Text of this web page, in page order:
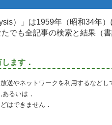
）」は1959年（昭和34年
でも全記事の検索と結果（
ます．
送やネットワークを利用するなど
るいは，
はできません．